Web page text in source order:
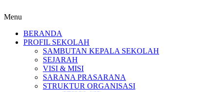
Menu
BERANDA
PROFIL SEKOLAH
SAMBUTAN KEPALA SEKOLAH
SEJARAH
VISI & MISI
SARANA PRASARANA
STRUKTUR ORGANISASI